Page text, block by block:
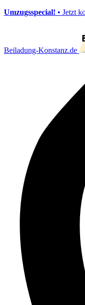
Umzugsspecial! • Jetzt
Beiladung-Konstanz.de